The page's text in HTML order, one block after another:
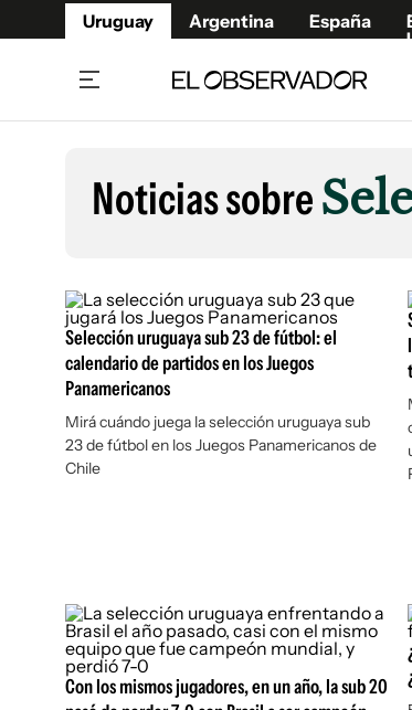
Uruguay Argentina España
Beneficios Member
Café y Negocios
Economía y Empresas
Agro
Mundo
Cultura y Espectáculos
Noticias sobre
Selección uruguaya sub 23 de fútbol: el
calendario de partidos en los Juegos
Panamericanos
Mirá cuándo juega la selección uruguaya sub
23 de fútbol en los Juegos Panamericanos de
Chile
Con los mismos jugadores, en un año, la sub 20